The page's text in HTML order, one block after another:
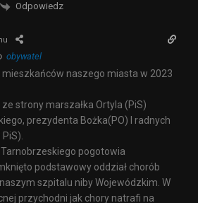
Odpowiedz
obywatel
mieszkańców naszego miasta w 2023
strony marszałka Ortyla (PiS)
prezydenta Bożka(PO) I radnych
pogotowia
podstawowy oddział chorób
szpitalu niby Wojewódzkim. W
przychodni jak chory natrafi na